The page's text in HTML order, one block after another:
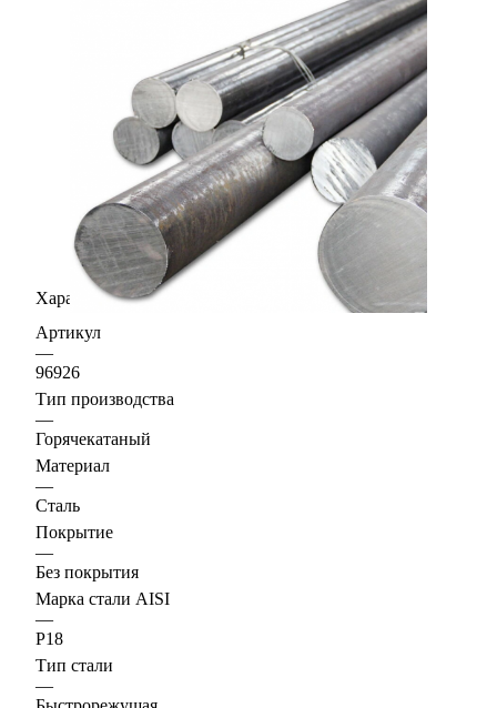
Характеристики
Артикул
—
96926
Тип производства
—
Горячекатаный
Материал
—
Сталь
Покрытие
—
Без покрытия
Марка стали AISI
—
Р18
Тип стали
—